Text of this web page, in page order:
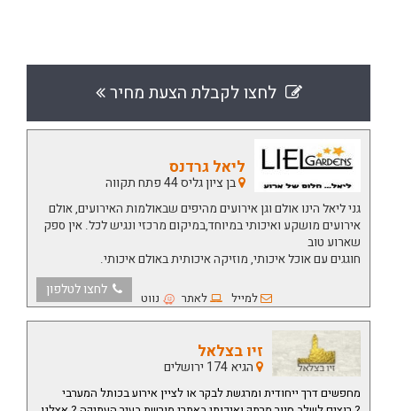
לחצו לקבלת הצעת מחיר
ליאל גרדנס
בן ציון גליס 44 פתח תקווה
גני ליאל הינו אולם וגן אירועים מהיפים שבאולמות האירועים, אולם
אירועים מושקע ואיכותי במיוחד,במיקום מרכזי ונגיש לכל. אין ספק
שארוע טוב
חוגגים עם אוכל איכותי, מוזיקה איכותית באולם איכותי.
למייל לאתר נווט לחצו לטלפון
זיו בצלאל
הגיא 174 ירושלים
מחפשים דרך ייחודית ומרגשת לבקר או לציין אירוע בכותל המערבי